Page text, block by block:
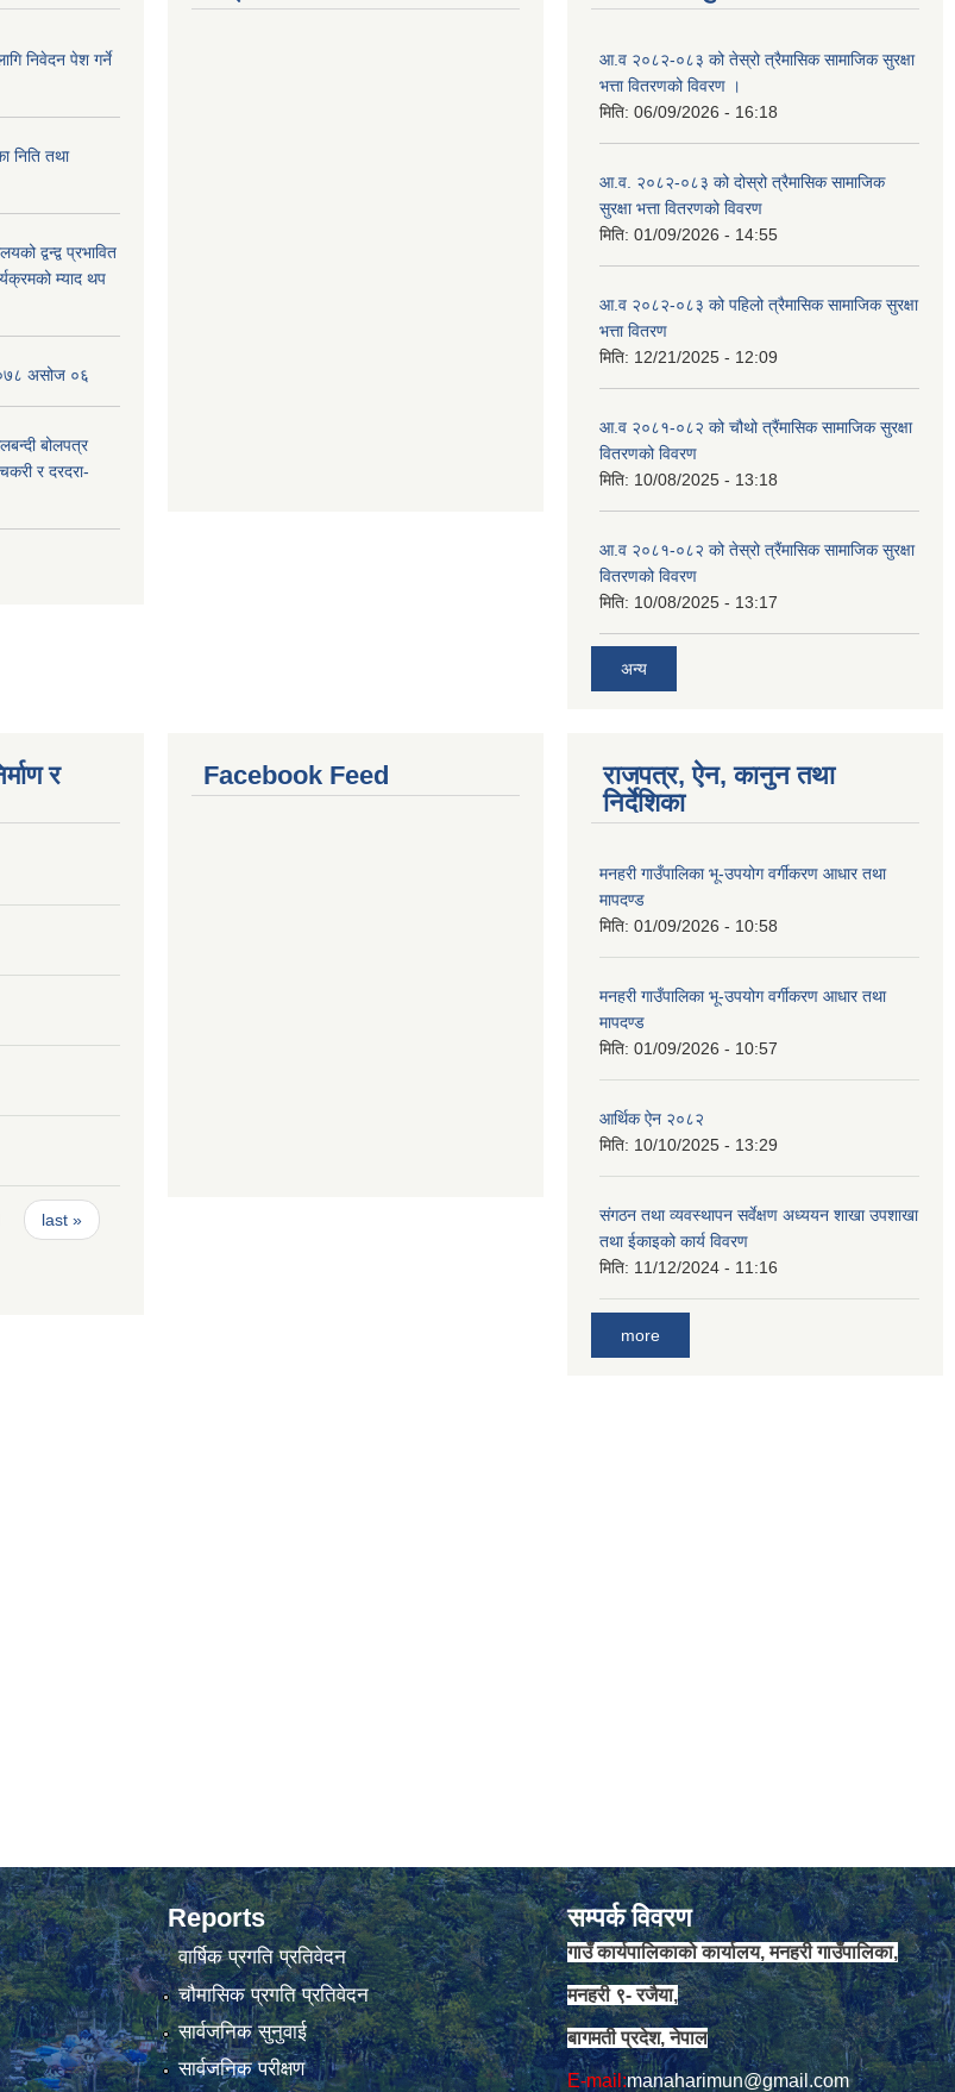
निवेदन पेश गर्ने
निति तथा
द्वन्द्व प्रभावित
म्याद थप
असोज ०६
बोलपत्र
र दरदरा-
आ.व २०८२-०८३ को तेस्रो त्रैमासिक सामाजिक सुरक्षा
भत्ता वितरणको विवरण ।
मिति: 06/09/2026 - 16:18
आ.व. २०८२-०८३ को दोस्रो त्रैमासिक सामाजिक
सुरक्षा भत्ता वितरणको विवरण
मिति: 01/09/2026 - 14:55
आ.व २०८२-०८३ को पहिलो त्रैमासिक सामाजिक सुरक्षा
भत्ता वितरण
मिति: 12/21/2025 - 12:09
आ.व २०८१-०८२ को चौथो त्रैंमासिक सामाजिक सुरक्षा
वितरणको विवरण
मिति: 10/08/2025 - 13:18
आ.व २०८१-०८२ को तेस्रो त्रैंमासिक सामाजिक सुरक्षा
वितरणको विवरण
मिति: 10/08/2025 - 13:17
अन्य
र
last »
Facebook Feed
राजपत्र, ऐन, कानुन तथा
निर्देशिका
मनहरी गाउँपालिका भू-उपयोग वर्गीकरण आधार तथा
मापदण्ड
मिति: 01/09/2026 - 10:58
मनहरी गाउँपालिका भू-उपयोग वर्गीकरण आधार तथा
मापदण्ड
मिति: 01/09/2026 - 10:57
आर्थिक ऐन २०८२
मिति: 10/10/2025 - 13:29
संगठन तथा व्यवस्थापन सर्वेक्षण अध्ययन शाखा उपशाखा
तथा ईकाइको कार्य विवरण
मिति: 11/12/2024 - 11:16
more
Reports
वार्षिक प्रगति प्रतिवेदन
चौमासिक प्रगति प्रतिवेदन
सार्वजनिक सुनुवाई
सार्वजनिक परीक्षण
सम्पर्क विवरण
गाउँ कार्यपालिकाको कार्यालय, मनहरी गाउँपालिका,
मनहरी ९- रजैया,
बागमती प्रदेश, नेपाल
E-mail:manaharimun@gmail.com